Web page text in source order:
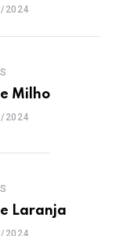
2024
Milho
2024
Laranja